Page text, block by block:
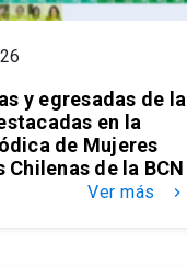
y egresadas de la
en la
de Mujeres
de la BCN
Ver más keyboard_arrow_right